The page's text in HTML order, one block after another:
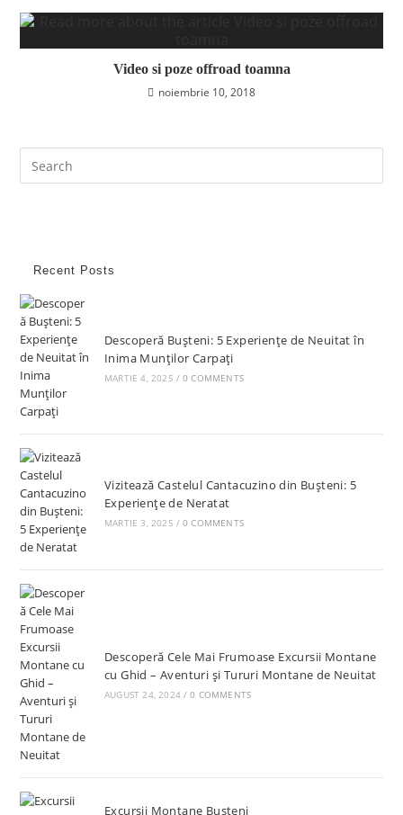
Video si poze offroad toamna
noiembrie 10, 2018
Recent Posts
Descoperă Bușteni: 5 Experiențe de Neuitat în
Inima Munților Carpați
MARTIE 4, 2025 / 0 COMMENTS
Vizitează Castelul Cantacuzino din Bușteni: 5
Experiențe de Neratat
MARTIE 3, 2025 / 0 COMMENTS
Descoperă Cele Mai Frumoase Excursii Montane
cu Ghid – Aventuri și Tururi Montane de Neuitat
AUGUST 24, 2024 / 0 COMMENTS
Excursii Montane Bușteni